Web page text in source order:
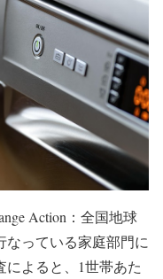
Action：全国地球
っている家庭部門に
よると、1世帯あた